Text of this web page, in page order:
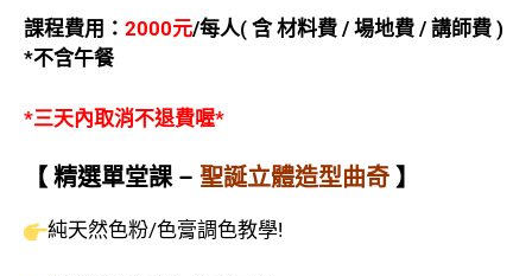
課程費用： 2000元/每人( 含材料費 / 場地費 / 講師費 )
*不含午餐
*三天內取消不退費喔*
【 精選單堂課 – 聖誕立體造型曲奇 】
純天然色粉/色膏調色教學!